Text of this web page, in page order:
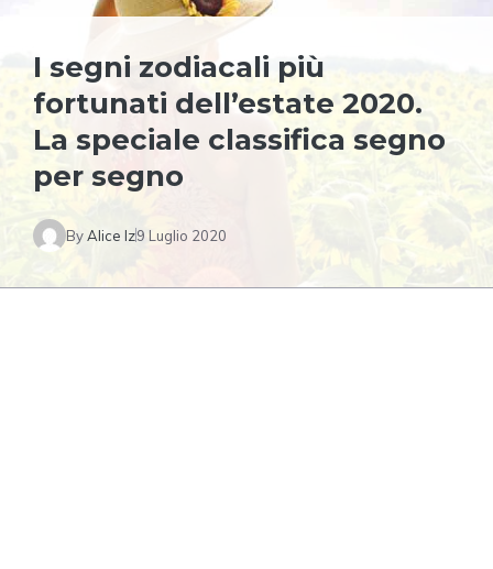
I segni zodiacali più
fortunati dell’estate 2020.
La speciale classifica segno
per segno
ByAlice Iz9 Luglio 2020